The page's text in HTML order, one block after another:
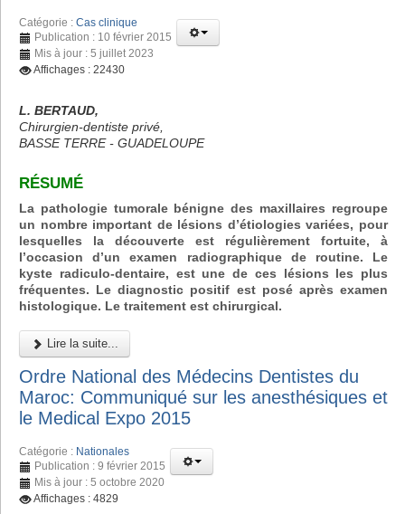
Catégorie : Cas clinique
Publication : 10 février 2015
Mis à jour : 5 juillet 2023
Affichages : 22430
L. BERTAUD,
Chirurgien-dentiste privé,
BASSE TERRE - GUADELOUPE
RÉSUMÉ
La pathologie tumorale bénigne des maxillaires regroupe
un nombre important de lésions d’étiologies variées, pour
lesquelles la découverte est régulièrement fortuite, à
l’occasion d’un examen radiographique de routine. Le
kyste radiculo-dentaire, est une de ces lésions les plus
fréquentes. Le diagnostic positif est posé après examen
histologique. Le traitement est chirurgical.
Lire la suite...
Ordre National des Médecins Dentistes du
Maroc: Communiqué sur les anesthésiques et
le Medical Expo 2015
Catégorie : Nationales
Publication : 9 février 2015
Mis à jour : 5 octobre 2020
Affichages : 4829